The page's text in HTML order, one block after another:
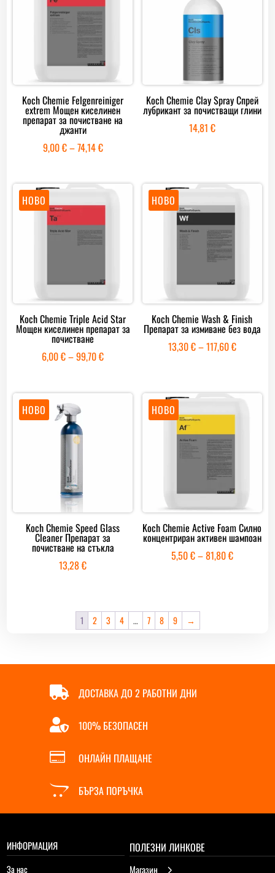
Koch Chemie Felgenreiniger
extrem Мощен киселинен
препарат за почистване на
джанти
9,00€–74,14€Price
74,14 €
Koch Chemie Clay Spray Спрей
лубрикант за почистващи глини
14,81€
НОВО
Koch Chemie Triple Acid Star
Мощен киселинен препарат за
почистване
6,00€–99,70€Price
НОВО
Koch Chemie Wash & Finish
Препарат за измиване без вода
13,30€–117,60€Price
through
НОВО
Koch Chemie Speed Glass
Cleaner Препарат за
почистване на стъкла
13,28€
НОВО
Koch Chemie Active Foam Силно
концентриран активен шампоан
5,50€–81,80€Price
1 2 3 4 … 7 8 9 →
 ДОСТАВКА ДО 2 РАБОТНИ ДНИ
 100% БЕЗОПАСЕН
 ОНЛАЙН ПЛАЩАНЕ
 БЪРЗА ПОРЪЧКА
ИНФОРМАЦИЯ
За нас
ПОЛЕЗНИ ЛИНКОВЕ
5
Магазин